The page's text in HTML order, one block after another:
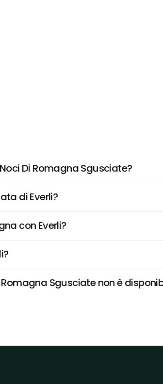
Di Romagna Sgusciate?
di Everli?
con Everli?
Sgusciate non è